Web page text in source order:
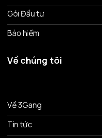
Gói Đầu tư
Bảo hiểm
Về chúng tôi
Về 3Gang
Tin tức